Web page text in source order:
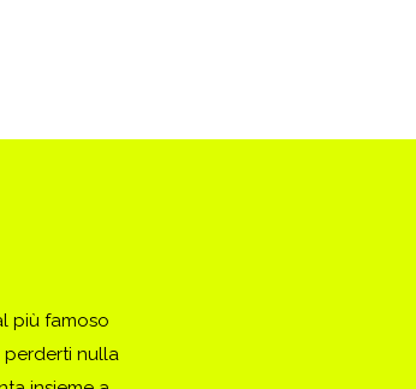
più famoso
perderti nulla